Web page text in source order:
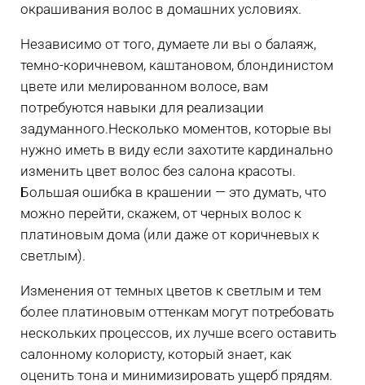
окрашивания волос в домашних условиях.
Независимо от того, думаете ли вы о балаяж,
темно-коричневом, каштановом, блондинистом
цвете или мелированном волосе, вам
потребуются навыки для реализации
задуманного.Несколько моментов, которые вы
нужно иметь в виду если захотите кардинально
изменить цвет волос без салона красоты.
Большая ошибка в крашении — это думать, что
можно перейти, скажем, от черных волос к
платиновым дома (или даже от коричневых к
светлым).
Изменения от темных цветов к светлым и тем
более платиновым оттенкам могут потребовать
нескольких процессов, их лучше всего оставить
салонному колористу, который знает, как
оценить тона и минимизировать ущерб прядям.